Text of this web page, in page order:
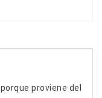
proviene del